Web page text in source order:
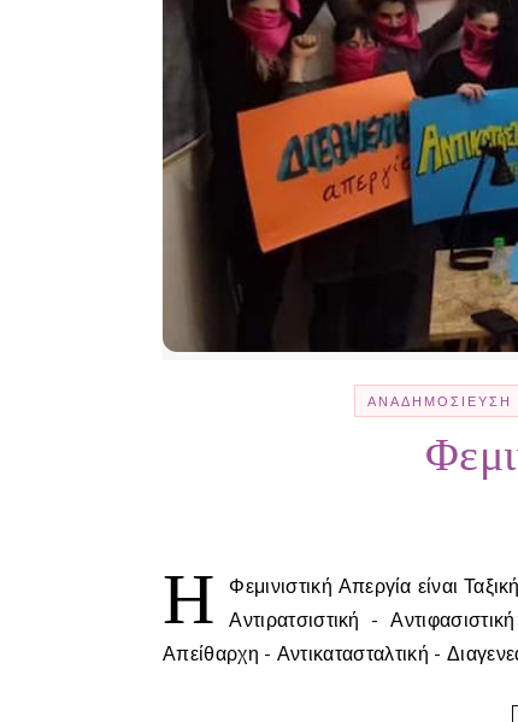
ΑΝΑΔΗΜΟΣΊΕΥΣΗ
Η
Φεμινιστική Απεργία είναι
Αντιρατσιστική -
Απείθαρχη - Αντικατασταλτική -